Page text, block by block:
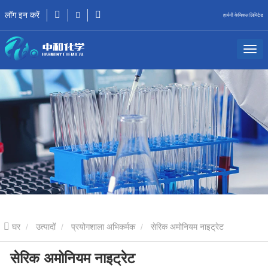
लॉग इन करें हार्मनी केमिकल लिमिटेड
घर उत्पादों प्रयोगशाला अभिकर्मक सेरिक अमोनियम नाइट्रेट
सेरिक अमोनियम नाइट्रेट